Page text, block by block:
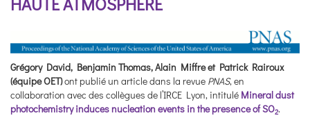
Grégory David, Benjamin Thomas, Alain Miffre et Patrick Rairoux
(équipe OET)ont publié un article dans la revue PNAS, en
collaboration avec des collègues de l’IRCE Lyon, intitulé Mineral dust
photochemistry induces nucleation events in the presence of SO2.